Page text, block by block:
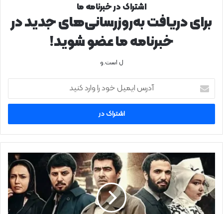
اشتراک در خبرنامه ما
برای دریافت به‌روزرسانی‌های جدید در
خبرنامه ما عضو شوید!
ل است.و
ایمیل
خود
وارد
کنید
پخش
سریال
سرزمین
مادری
به